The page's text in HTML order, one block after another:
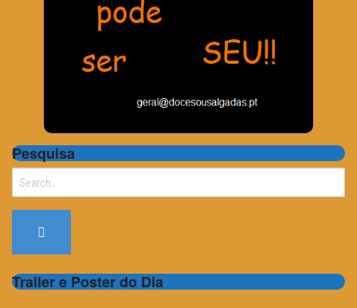
Pesquisa
Search
Trailer e Poster do Dia